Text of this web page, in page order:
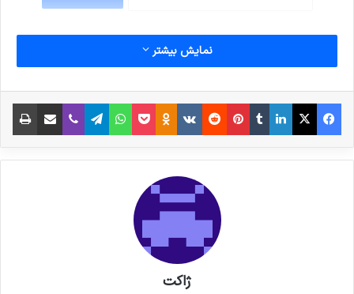
نمایش بیشتر
فیس بوک X لینکدین
‫تامبلر‫پین‌ترست
‫رددیت‫VKontakte
‫Odnoklassniki
پاکتواتس آپ تلگراموایبر اشتراک گذاری از طریق ایمیل
ژاکت